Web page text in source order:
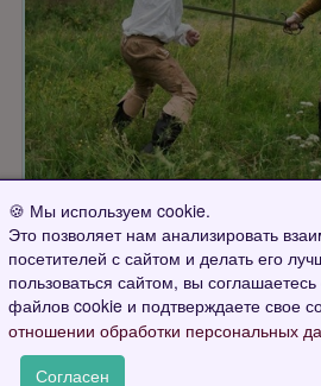
🍪 Мы используем cookie.
Это позволяет нам анализировать
посетителей с сайтом и делать его
пользоваться сайтом, вы
файлов cookie и подтверждаете свое
отношении обработки персональных
Согласен
Страница 1 из 1